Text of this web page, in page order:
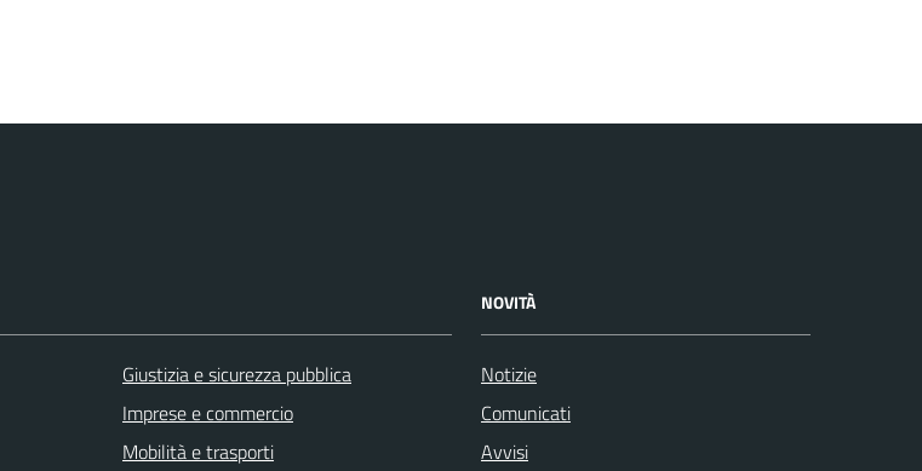
Giustizia e sicurezza pubblica
Imprese e commercio
Mobilità e trasporti
NOVITÀ
Notizie
Comunicati
Avvisi